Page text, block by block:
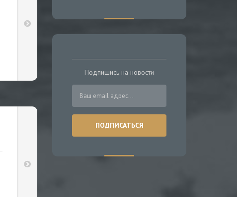
Подпишись на новости